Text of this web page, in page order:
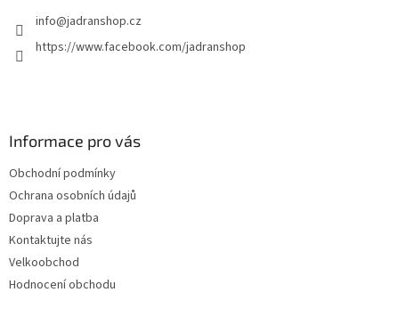
info@jadranshop.cz
https://www.facebook.com/jadranshop
Informace pro vás
Obchodní podmínky
Ochrana osobních údajů
Doprava a platba
Kontaktujte nás
Velkoobchod
Hodnocení obchodu